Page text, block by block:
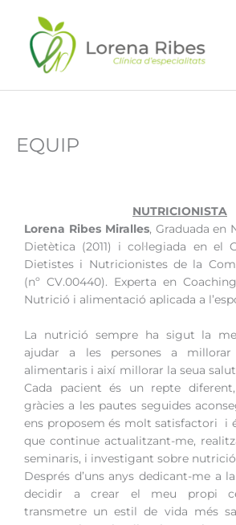
contingut
EQUIP
NUTRICIONISTA
Lorena Ribes Miralles, Graduada en
Dietètica (2011) i col·legiada en el
Dietistes i Nutricionistes de la
(nº CV.00440). Experta en
Nutrició i alimentació aplicada a
La nutrició sempre ha sigut la
ajudar a les persones a
alimentaris i així millorar la seua
Cada pacient és un repte
gràcies a les pautes seguides
ens proposem és molt satisfactori i
que continue actualitzant-me,
seminaris, i investigant sobre
Després d’uns anys dedicant-me a
decidir a crear el meu propi
transmetre un estil de vida més